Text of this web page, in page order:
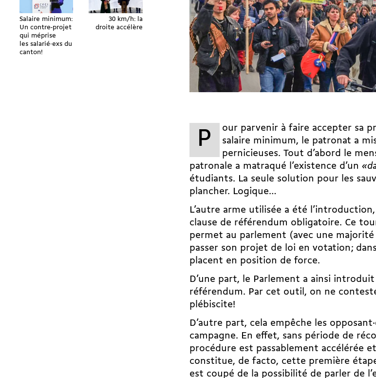
Salaire minimum:
Un contre-projet
qui méprise
les salarié·exs du
canton!
30 km/h: la
droite accélère
P
our parvenir à faire accepter sa
salaire minimum, le patronat a
pernicieuses. Tout d’abord le
patronale a matraqué l’existence d’un
étudiants. La seule solution pour les
plancher. Logique…
L’autre arme utilisée a été
clause de référendum obligatoire. Ce
permet au parlement (avec une
passer son projet de loi en votation ;
placent en position de force.
D’une part, le Parlement a ainsi
référendum. Par cet outil, on ne
plébiscite!
D’autre part, cela empêche les
campagne. En effet, sans période de
procédure est passablement accélérée
constitue, de facto, cette première
est coupé de la possibilité de parler de